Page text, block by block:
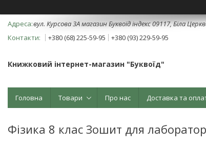
вул. Курсова 3А магазин Буквоїд індекс 09117, Біла
+380 (68) 225-59-95
+380 (93) 229-59-95
Книжковий інтернет-магазин "Буквоїд"
Головна Товари Про нас Доставка та
Фізика 8 клас Зошит для